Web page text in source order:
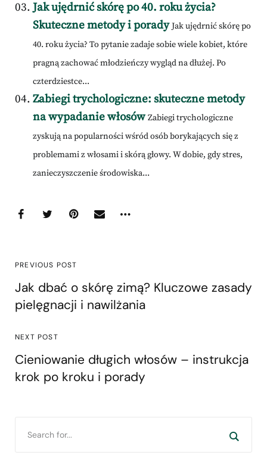
Jak ujędrnić skórę po 40. roku życia?
Skuteczne metody i porady Jak ujędrnić skórę po
40. roku życia? To pytanie zadaje sobie wiele kobiet, które
pragną zachować młodzieńczy wygląd na dłużej. Po
czterdziestce...
Zabiegi trychologiczne: skuteczne metody
na wypadanie włosów Zabiegi trychologiczne
zyskują na popularności wśród osób borykających się z
problemami z włosami i skórą głowy. W dobie, gdy stres,
zanieczyszczenie środowiska...
PREVIOUS POST
Jak dbać o skórę zimą? Kluczowe zasady
pielęgnacji i nawilżania
NEXT POST
Cieniowanie długich włosów – instrukcja
krok po kroku i porady